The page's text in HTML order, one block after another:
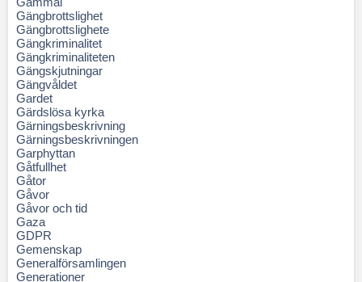
Gängbrottslighet
Gängbrottslighete
Gängkriminalitet
Gängkriminaliteten
Gängskjutningar
Gängvåldet
Gardet
Gärdslösa kyrka
Gärningsbeskrivning
Gärningsbeskrivningen
Garphyttan
Gåtfullhet
Gåtor
Gåvor
Gåvor och tid
Gaza
GDPR
Gemenskap
Generalförsamlingen
Generationer